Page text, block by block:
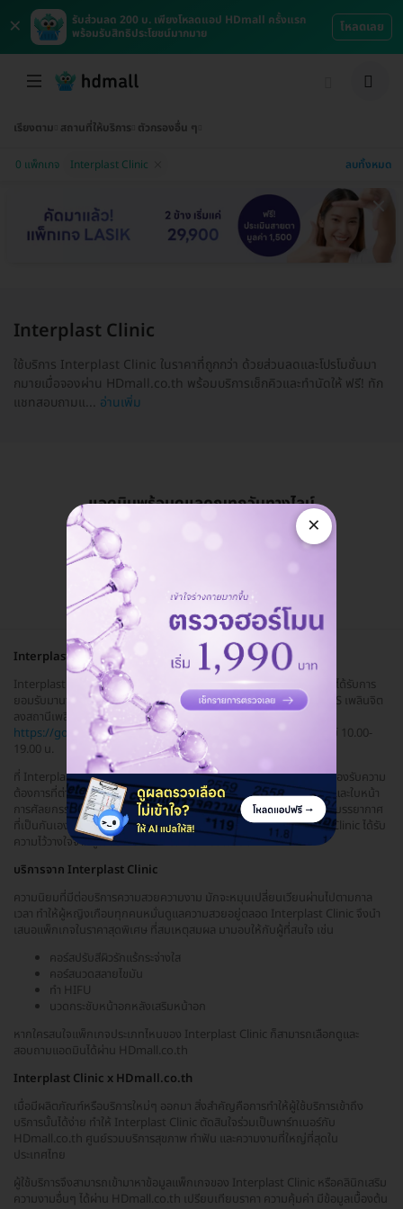
×
รับส่วนลด 200 บ. เพียงโหลดแอป HDmall ครั้งแรก
พร้อมรับสิทธิประโยชน์มากมาย
โหลดเลย
เรียงตาม สถานที่ให้บริการ ตัวกรองอื่น ๆ
0 แพ็กเกจ Interplast Clinic ลบทั้งหมด
Interplast Clinic
ใช้บริการ Interplast Clinic ในราคาที่ถูกกว่า ด้วยส่วนลดและโปรโมชั่นมา
กมายเมื่อจองผ่าน HDmall.co.th พร้อมบริการเช็กคิวและทำนัดให้ ฟรี! ทัก
แชทสอบถามแ... อ่านเพิ่ม
แอดมินพร้อมดูแลคุณทุกวันทางไลน์
Interplast Clinic
Interplast Clinic สถาบันเสริมความงามแบบครบวงจร ที่มีมาตรฐานและได้รับการ
ยอมรับมานาน Interplast Clinic ตั้งอยู่ที่เขตปทุมวัน เดินทางสะดวก BTS เพลินจิต
ลงสถานีเพลินจิต เดินต่ออีก 300 เมตร หรือสามารถกดดูแผนที่ได้ที่ลิ้งค์นี้
https://goo.gl/maps/yjgCNNUBmZ...
19.00 น.
ที่ Interplast Clinic เปิดให้บริการด้านความงามหลากหลายประเภทเพื่อรองรับความ
ต้องการที่ต่างกัน ทั้งการดูแลด้านผิวพรรณ ทรีตเมนต์ การกระชับสัดส่วนและใบหน้า
การศัลยกรรมต่างๆ ตอบโจทย์สาวยุคใหม่ที่ใส่ใจรูปร่างและความงาม ด้วยบรรยากาศ
ที่เป็นกันเอง ทันสมัย มีมาตรฐาน สะอาดถูกสุขอนามัย ทำให้ Interplast Clinic ได้รับ
ความไว้วางใจจากผู้ใช้บริการ ว่ามีการให้บริการดีเรื่อยมา
บริการจาก Interplast Clinic
ความนิยมที่มีต่อบริการความสวยความงาม มักจะหมุนเปลี่ยนเวียนผ่านไปตามกาล
เวลา ทำให้ผู้หญิงเกือบทุกคนหมั่นดูแลความสวยอยู่ตลอด Interplast Clinic จึงนำ
เสนอแพ็กเกจในราคาสุดพิเศษ ที่สมเหตุสมผล มามอบให้กับผู้ที่สนใจ เช่น
คอร์สปรับสีผิวรักแร้กระจ่างใส
คอร์สนวดสลายไขมัน
ทำ HIFU
นวดกระชับหน้าอกหลังเสริมหน้าอก
หากใครสนใจแพ็กเกจประเภทไหนของ Interplast Clinic ก็สามารถเลือกดูและ
สอบถามแอดมินได้ผ่าน HDmall.co.th
Interplast Clinic x HDmall.co.th
เมื่อมีผลิตภัณฑ์หรือบริการใหม่ๆ ออกมา สิ่งสำคัญคือการทำให้ผู้ใช้บริการเข้าถึง
บริการนั้นได้ง่าย ทำให้ Interplast Clinic ตัดสินใจร่วมเป็นพาร์ทเนอร์กับ
HDmall.co.th ศูนย์รวมบริการสุขภาพ ทำฟัน และความงามที่ใหญ่ที่สุดใน
ประเทศไทย
ผู้ใช้บริการจึงสามารถเข้ามาหาข้อมูลแพ็กเกจของ Interplast Clinic หรือคลินิกเสริม
ความงามอื่นๆ ได้ผ่าน HDmall.co.th เปรียบเทียบราคา ความคุ้มค่า มีข้อมูลเบื้องต้น
×